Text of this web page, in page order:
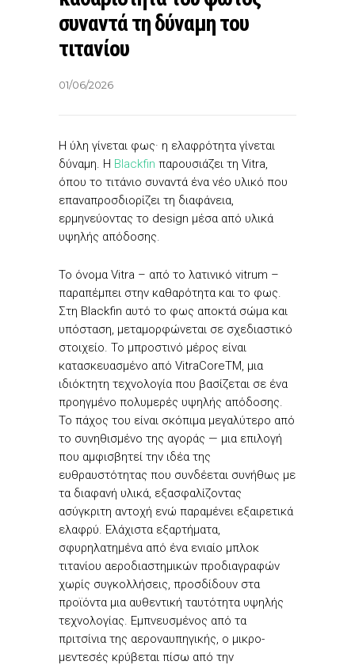
συναντά τη δύναμη του
τιτανίου
01/06/2026
Η ύλη γίνεται φως· η ελαφρότητα γίνεται
δύναμη. Η Blackfin παρουσιάζει τη Vitra,
όπου το τιτάνιο συναντά ένα νέο υλικό που
επαναπροσδιορίζει τη διαφάνεια,
ερμηνεύοντας το design μέσα από υλικά
υψηλής απόδοσης.
Το όνομα Vitra – από το λατινικό vitrum –
παραπέμπει στην καθαρότητα και το φως.
Στη Blackfin αυτό το φως αποκτά σώμα και
υπόσταση, μεταμορφώνεται σε σχεδιαστικό
στοιχείο. Το μπροστινό μέρος είναι
κατασκευασμένο από VitraCoreTM, μια
ιδιόκτητη τεχνολογία που βασίζεται σε ένα
προηγμένο πολυμερές υψηλής απόδοσης.
Το πάχος του είναι σκόπιμα μεγαλύτερο από
το συνηθισμένο της αγοράς — μια επιλογή
που αμφισβητεί την ιδέα της
ευθραυστότητας που συνδέεται συνήθως με
τα διαφανή υλικά, εξασφαλίζοντας
ασύγκριτη αντοχή ενώ παραμένει εξαιρετικά
ελαφρύ. Ελάχιστα εξαρτήματα,
σφυρηλατημένα από ένα ενιαίο μπλοκ
τιτανίου αεροδιαστημικών προδιαγραφών
χωρίς συγκολλήσεις, προσδίδουν στα
προϊόντα μια αυθεντική ταυτότητα υψηλής
τεχνολογίας. Εμπνευσμένος από τα
πριτσίνια της αεροναυπηγικής, ο μικρο-
μεντεσές κρύβεται πίσω από την